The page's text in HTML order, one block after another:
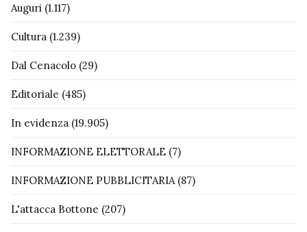
Auguri (1.117)
Cultura (1.239)
Dal Cenacolo (29)
Editoriale (485)
In evidenza (19.905)
INFORMAZIONE ELETTORALE (7)
INFORMAZIONE PUBBLICITARIA (87)
L'attacca Bottone (207)